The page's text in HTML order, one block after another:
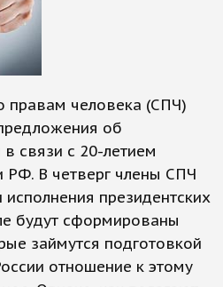
правам человека (СПЧ)
об
связи с 20-летием
РФ. В четверг члены СПЧ
президентских
будут сформированы
займутся подготовкой
отношение к этому